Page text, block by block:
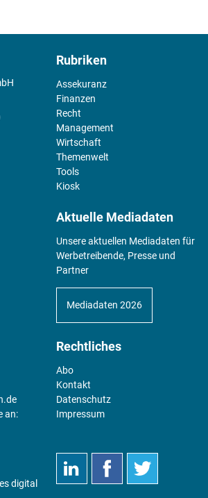
Rubriken
Assekuranz
Finanzen
Recht
Management
Wirtschaft
Themenwelt
Tools
Kiosk
Aktuelle Mediadaten
Unsere aktuellen Mediadaten für
Werbetreibende, Presse und
Partner
Mediadaten 2026
an:
Rechtliches
Abo
Kontakt
Datenschutz
Impressum
digital